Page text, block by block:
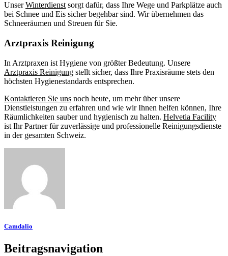
UnserWinterdienst sorgt dafür, dass Ihre Wege und Parkplätze auch
bei Schnee und Eis sicher begehbar sind. Wir übernehmen das
Schneeräumen und Streuen für Sie.
Arztpraxis Reinigung
In Arztpraxen ist Hygiene von größter Bedeutung. Unsere
Arztpraxis Reinigung stellt sicher, dass Ihre Praxisräume stets den
höchsten Hygienestandards entsprechen.
Kontaktieren Sie uns noch heute, um mehr über unsere
Dienstleistungen zu erfahren und wie wir Ihnen helfen können, Ihre
Räumlichkeiten sauber und hygienisch zu halten. Helvetia Facility
ist Ihr Partner für zuverlässige und professionelle Reinigungsdienste
in der gesamten Schweiz.
Camdalio
Beitragsnavigation